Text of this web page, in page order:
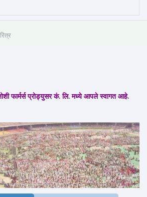
फार्मर्स प्रोड्युसर कं. लि. मध्ये आपले स्वागत आहे.